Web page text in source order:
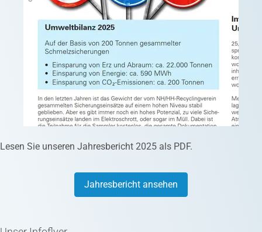
Lesen Sie unseren Jahresbericht 2025 als PDF.
Jahresbericht ansehen